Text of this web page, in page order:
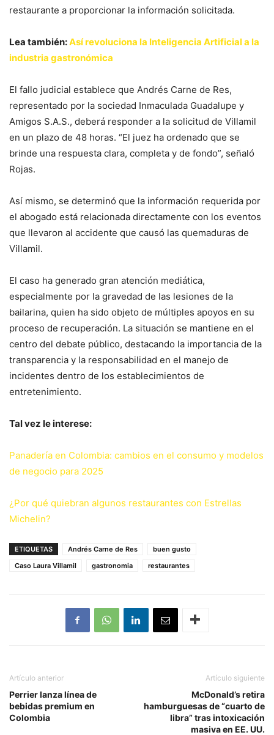
restaurante a proporcionar la información solicitada.
Lea también:Así revoluciona la Inteligencia Artificial a la
industria gastronómica
El fallo judicial establece que Andrés Carne de Res,
representado por la sociedad Inmaculada Guadalupe y
Amigos S.A.S., deberá responder a la solicitud de Villamil
en un plazo de 48 horas. “El juez ha ordenado que se
brinde una respuesta clara, completa y de fondo”, señaló
Rojas.
Así mismo, se determinó que la información requerida por
el abogado está relacionada directamente con los eventos
que llevaron al accidente que causó las quemaduras de
Villamil.
El caso ha generado gran atención mediática,
especialmente por la gravedad de las lesiones de la
bailarina, quien ha sido objeto de múltiples apoyos en su
proceso de recuperación. La situación se mantiene en el
centro del debate público, destacando la importancia de la
transparencia y la responsabilidad en el manejo de
incidentes dentro de los establecimientos de
entretenimiento.
Tal vez le interese:
Panadería en Colombia: cambios en el consumo y modelos
de negocio para 2025
¿Por qué quiebran algunos restaurantes con Estrellas
Michelin?
ETIQUETAS Andrés Carne de Res
buen gusto
Caso Laura Villamil
gastronomia restaurantes
Artículo anterior
Perrier lanza línea de
bebidas premium en
Colombia
Artículo siguiente
McDonald’s retira
hamburguesas de “cuarto de
libra” tras intoxicación
masiva en EE. UU.